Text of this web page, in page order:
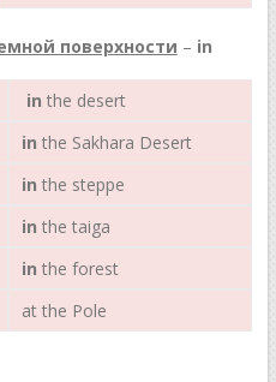
поверхности – in
in the desert
in the Sakhara Desert
in the steppe
in the taiga
in the forest
at the Pole